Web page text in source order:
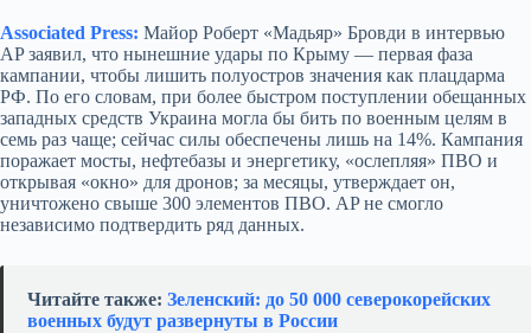
Associated Press: Майор Роберт «Мадьяр» Бровди в интервью
AP заявил, что нынешние удары по Крыму — первая фаза
кампании, чтобы лишить полуостров значения как плацдарма
РФ. По его словам, при более быстром поступлении обещанных
западных средств Украина могла бы бить по военным целям в
семь раз чаще; сейчас силы обеспечены лишь на 14%. Кампания
поражает мосты, нефтебазы и энергетику, «ослепляя» ПВО и
открывая «окно» для дронов; за месяцы, утверждает он,
уничтожено свыше 300 элементов ПВО. AP не смогло
независимо подтвердить ряд данных.
Читайте также: Зеленский: до 50 000 северокорейских
военных будут развернуты в России